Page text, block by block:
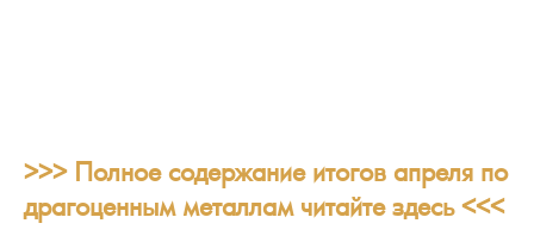
>>> Полное содержание итогов апреля по
драгоценным металлам читайте здесь <<<